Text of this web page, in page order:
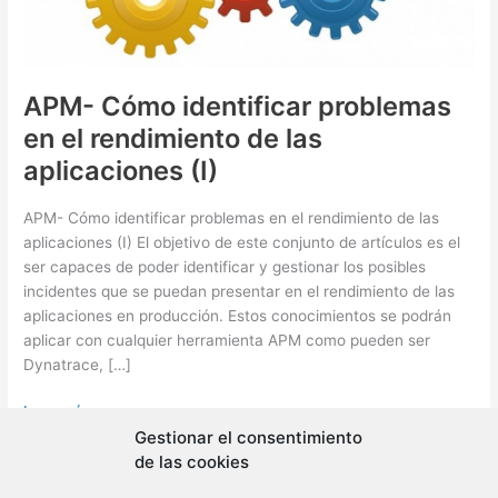
Gestionar el consentimiento
de las cookies
APM- Cómo identificar problemas
en el rendimiento de las
aplicaciones (I)
APM- Cómo identificar problemas en el rendimiento de las
aplicaciones (I) El objetivo de este conjunto de artículos es el
ser capaces de poder identificar y gestionar los posibles
incidentes que se puedan presentar en el rendimiento de las
aplicaciones en producción. Estos conocimientos se podrán
aplicar con cualquier herramienta APM como pueden ser
Dynatrace, […]
APM-
Leer más »